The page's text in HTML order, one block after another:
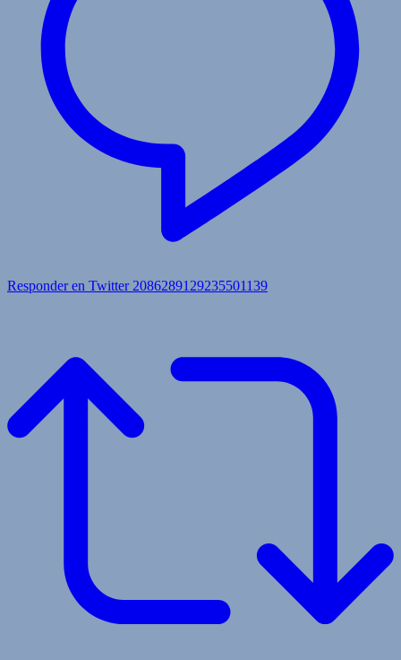
Responder en Twitter 2086289129235501139